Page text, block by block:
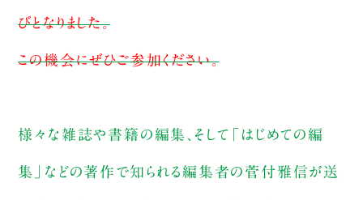
びとなりました。
この機会にぜひご参加ください。
様々な雑誌や書籍の編集、そして「はじめての編
集」などの著作で知られる編集者の菅付雅信が送